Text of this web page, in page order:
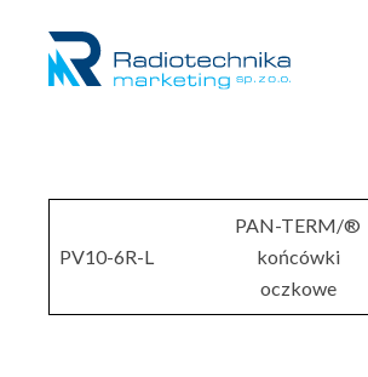
PV10-6R-L
PAN-TERM/®
końcówki
oczkowe